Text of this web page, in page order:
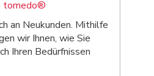
tomedo®
an Neukunden. Mithilfe
wir Ihnen, wie Sie
Ihren Bedürfnissen